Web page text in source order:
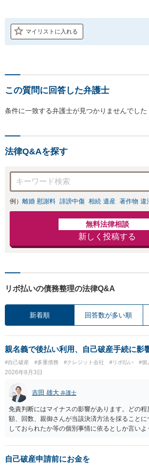
マイリストに入れる
この質問に回答した弁護士
条件に一致する弁護士が見つかりませんでした
法律Q&Aを探す
例） 離婚 慰謝料 誹謗中傷 相続 遺産 著作物 違
無料法律相談
新しく投稿する
リボ払いの債務整理の法律Q&A
新着順 回答数が多い順
親名義で後払い利用、自己破産手続に影
#自己破産 #多重債務 #クレジット会社 #リボ払い #個
2026年8月3日
吉田 雄大 弁護士
免責判断にはマイナスの影響があります。どの
額、回数、親御さんが当該決済方法を採ること
しておられたか等の個別事情に依るとしか言い
なって相談し、善後策を考えることをお勧めしま
自己破産申請前にお金を